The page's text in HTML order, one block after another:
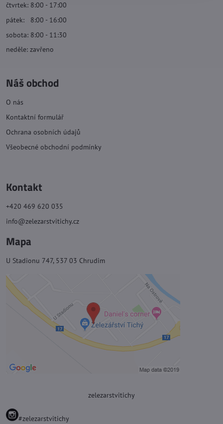
čtvrtek: 8:00 - 17:00
pátek: 8:00 - 16:00
sobota: 8:00 - 11:30
neděle: zavřeno
Náš obchod
O nás
Kontaktní formulář
Ochrana osobních údajů
Všeobecné obchodní podmínky
Kontakt
+420 469 620 035
info@zelezarstvitichy.cz
Mapa
U Stadionu 747, 537 03 Chrudim
zelezarstvitichy
#zelezarstvitichy